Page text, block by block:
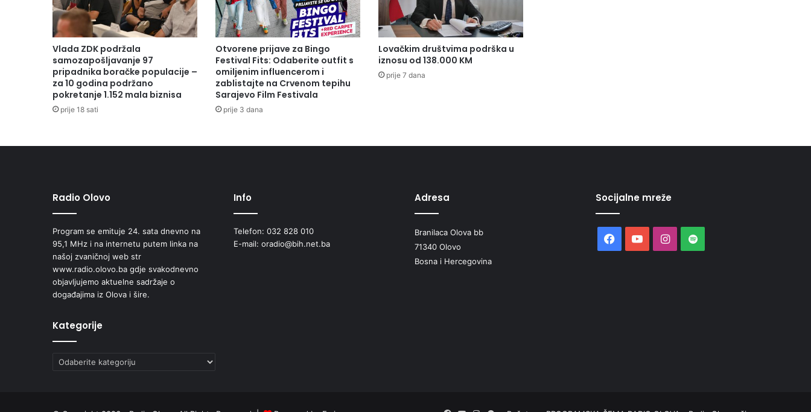
r
z
e
n
t
i
r
a
r
a
v
r
o
p
s
k
u
I
Z
P
O
L
O
V
Vlada ZDK podržala
samozapošljavanje 97
pripadnika boračke populacije –
za 10 godina podržano
pokretanje 1.152 mala biznisa
prije 18 sati
Otvorene prijave za Bingo
Festival Fits: Odaberite outfit s
omiljenim influencerom i
zablistajte na Crvenom tepihu
Sarajevo Film Festivala
prije 3 dana
Lovačkim društvima podrška u
iznosu od 138.000 KM
prije 7 dana
Radio Olovo
Program se emituje 24. sata dnevno na
95,1 MHz i na internetu putem linka na
našoj zvaničnoj web str
www.radio.olovo.ba gdje svakodnevno
objavljujemo aktuelne sadržaje o
događajima iz Olova i šire.
Kategorije
Kategorije
Info
Telefon: 032 828 010
E-mail: oradio@bih.net.ba
Adresa
Branilaca Olova bb
71340 Olovo
Bosna i Hercegovina
Socijalne mreže
FacebookYouTubeInstagram
Spotify